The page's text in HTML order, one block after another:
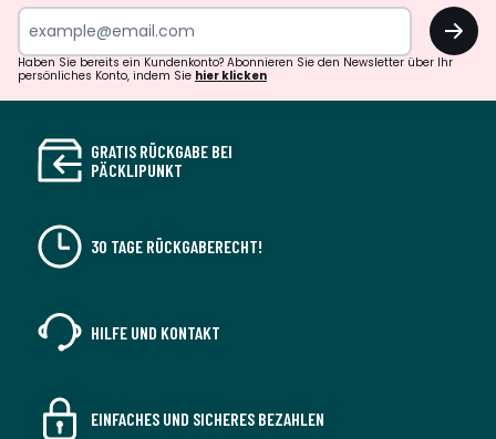
OK
Haben Sie bereits ein Kundenkonto? Abonnieren Sie den Newsletter über Ihr
persönliches Konto, indem Sie hier klicken
GRATIS RÜCKGABE BEI
PÄCKLIPUNKT
30 TAGE RÜCKGABERECHT!
HILFE UND KONTAKT
EINFACHES UND SICHERES BEZAHLEN